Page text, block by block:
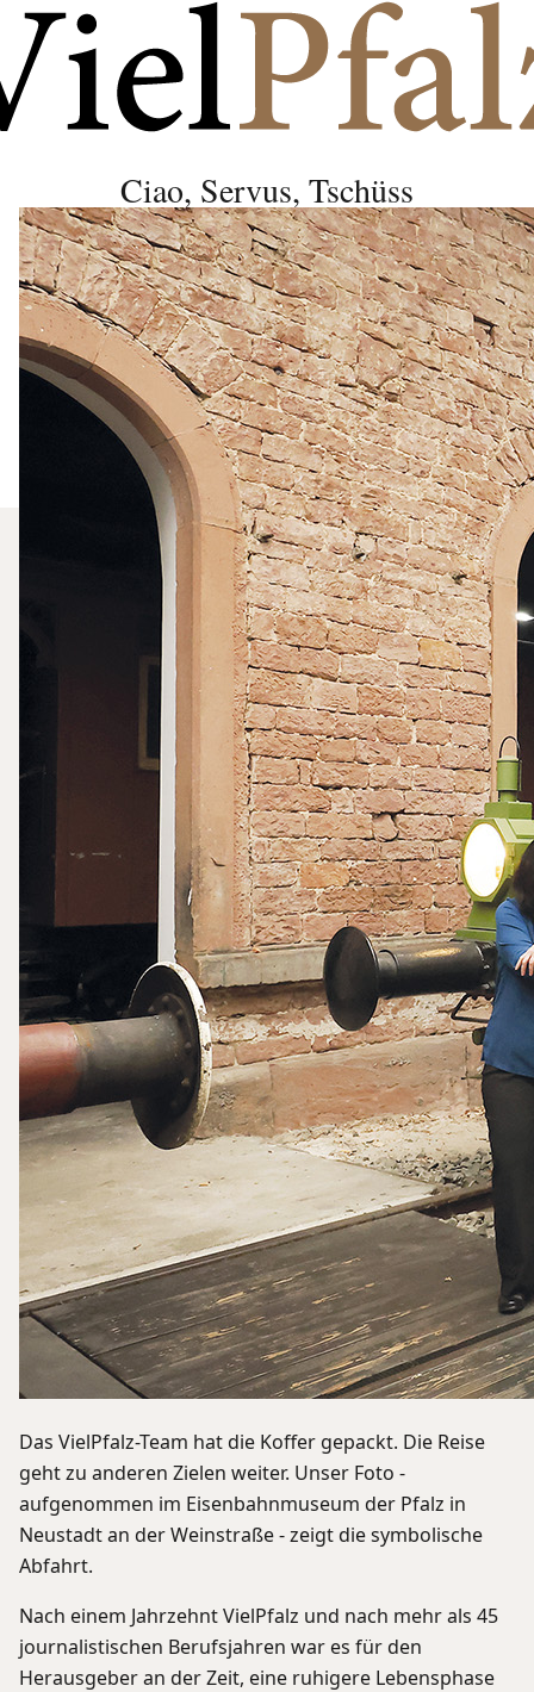
Ciao, Servus, Tschüss
Das VielPfalz-Team hat die Koffer gepackt. Die Reise
geht zu anderen Zielen weiter. Unser Foto -
aufgenommen im Eisenbahnmuseum der Pfalz in
Neustadt an der Weinstraße - zeigt die symbolische
Abfahrt.
Nach einem Jahrzehnt VielPfalz und nach mehr als 45
journalistischen Berufsjahren war es für den
Herausgeber an der Zeit, eine ruhigere Lebensphase